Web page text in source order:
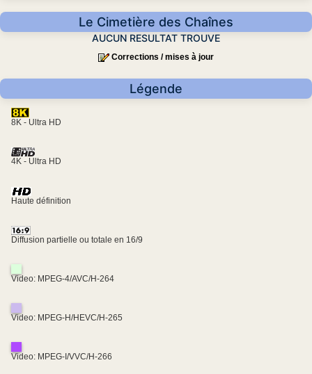
Le Cimetière des Chaînes
AUCUN RESULTAT TROUVE
Corrections / mises à jour
Légende
8K - Ultra HD
4K - Ultra HD
Haute définition
Diffusion partielle ou totale en 16/9
Video: MPEG-4/AVC/H-264
Video: MPEG-H/HEVC/H-265
Video: MPEG-I/VVC/H-266